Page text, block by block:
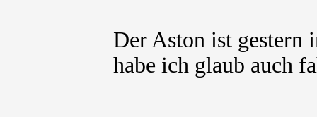
Der Aston ist gestern
habe ich glaub auch